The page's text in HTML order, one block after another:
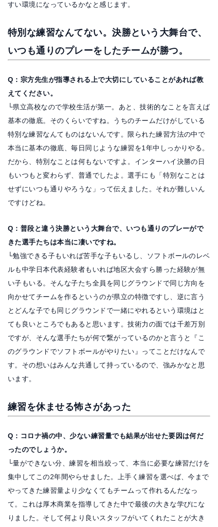
すい環境になっているかなと感じます。
特別な練習なんてない。決勝という大舞台で、
いつも通りのプレーをしたチームが勝つ。
Q：宗方先生が指導される上で大切にしていることがあれば教
えてください。
└県立高校なので学校生活が第一。あと、技術的なことを言えば
基本の徹底。そのくらいですね。うちのチームだけがしている
特別な練習なんてものはないんです。限られた練習方法の中で
本当に基本の徹底、毎日同じような練習を1年中しっかりやる。
だから、特別なことは何もないですよ。インターハイ決勝の日
もいつもと変わらず、普通でしたよ。選手にも「特別なことは
せずにいつも通りやろうな」って伝えました。それが難しいん
ですけどね。
Q：普段と違う決勝という大舞台で、いつも通りのプレーがで
きた選手たちは本当に凄いですね。
└勉強できる子もいれば苦手な子もいるし、ソフトボールのレベ
ルも中学日本代表経験者もいれば地区大会すら勝った経験が無
い子もいる。そんな子たち全員を同じグラウンドで同じ方向を
向かせてチームを作るというのが県立の特徴ですし、逆に言う
とどんな子でも同じグラウンドで一緒にやれるという環境はと
ても良いところでもあると思います。技術力の面では千差万別
ですが、そんな選手たちが何で繋がっているのかと言うと『こ
のグラウンドでソフトボールがやりたい』ってことだけなんで
す。その想いはみんな共通して持っているので、強みかなと思
います。
練習を休ませる怖さがあった
Q：コロナ禍の中、少ない練習量でも結果が出せた要因は何だ
ったのでしょうか。
└量ができない分、練習を相当絞って、本当に必要な練習だけを
集中してこの2年間やらせました。上手く練習を選べば、今まで
やってきた練習量より少なくてもチームって作れるんだなっ
て。これは厚木商業を指導してきた中で最後の大きな学びにな
りました。そして何より良いスタッフがいてくれたことが大き